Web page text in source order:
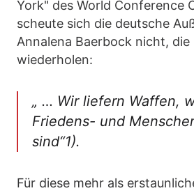
York" des World Conference
scheute sich die deutsche
Annalena Baerbock nicht, die
wiederholen:
„ … Wir liefern Waffen,
Friedens- und
sind“1).
Für diese mehr als